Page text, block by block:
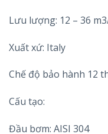
Lưu lượng: 12 – 36
Xuất xứ: Italy
Chế độ bảo hành 12
Cấu tạo:
Đầu bơm: AISI 304